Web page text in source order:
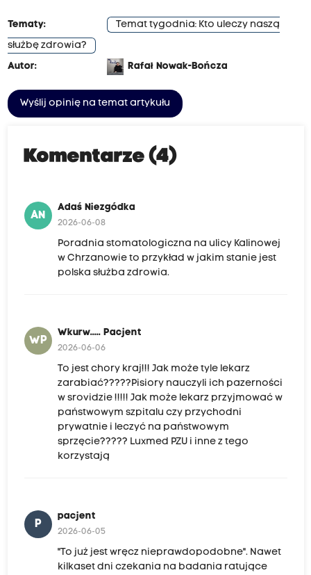
Tematy:
Temat tygodnia: Kto uleczy naszą
służbę zdrowia?
Autor:
Rafał Nowak-Bończa
Wyślij opinię na temat artykułu
Komentarze (4)
AN
Adaś Niezgódka
2026-06-08
Poradnia stomatologiczna na ulicy Kalinowej
w Chrzanowie to przykład w jakim stanie jest
polska służba zdrowia.
WP
Wkurw..... Pacjent
2026-06-06
To jest chory kraj!!! Jak może tyle lekarz
zarabiać?????Pisiory nauczyli ich pazerności
w srovidzie !!!!! Jak może lekarz przyjmować w
państwowym szpitalu czy przychodni
prywatnie i leczyć na państwowym
sprzęcie????? Luxmed PZU i inne z tego
korzystają
P
pacjent
2026-06-05
"To już jest wręcz nieprawdopodobne". Nawet
kilkaset dni czekania na badania ratujące